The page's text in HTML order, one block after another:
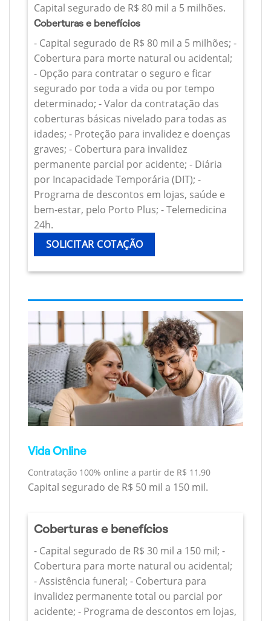
Capital segurado de R$ 80 mil a 5 milhões.
Coberturas e benefícios
- Capital segurado de R$ 80 mil a 5 milhões; -
Cobertura para morte natural ou acidental;
- Opção para contratar o seguro e ficar
segurado por toda a vida ou por tempo
determinado; - Valor da contratação das
coberturas básicas nivelado para todas as
idades; - Proteção para invalidez e doenças
graves; - Cobertura para invalidez
permanente parcial por acidente; - Diária
por Incapacidade Temporária (DIT); -
Programa de descontos em lojas, saúde e
bem-estar, pelo Porto Plus; - Telemedicina
24h.
SOLICITAR COTAÇÃO
Vida Online
Contratação 100% online a partir de R$ 11,90
Capital segurado de R$ 50 mil a 150 mil.
Coberturas e benefícios
- Capital segurado de R$ 30 mil a 150 mil; -
Cobertura para morte natural ou acidental;
- Assistência funeral; - Cobertura para
invalidez permanente total ou parcial por
acidente; - Programa de descontos em lojas,